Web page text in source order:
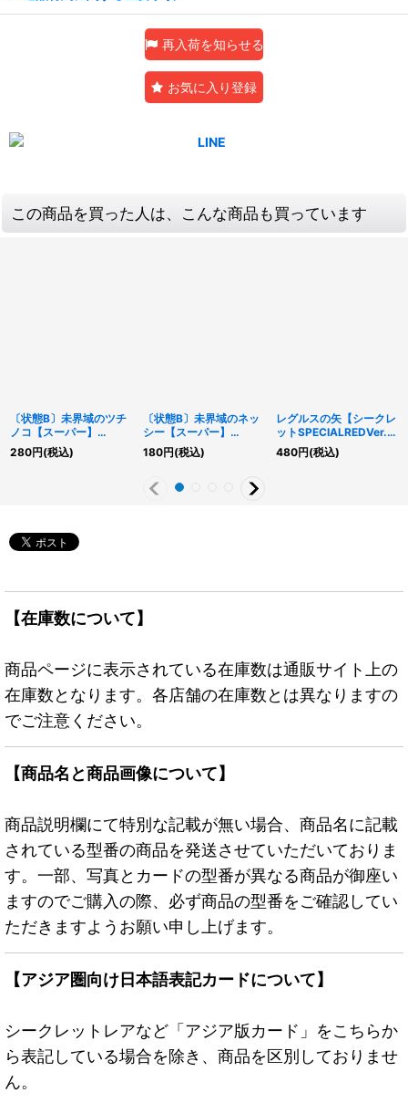
再入荷を知らせる
お気に入り登録
この商品を買った人は、こんな商品も買っています
〔状態B〕未界域のツチ
ノコ【スーパー】
{EP19-JP028}《モンス
ター》
280円(税込)
〔状態B〕未界域のネッ
シー【スーパー】
{EP19-JP022}《モンス
ター》
180円(税込)
レグルスの矢【シークレ
ットSPECIALREDVer.】
{26PP-JP020}《魔
法》
480円(税込)
【在庫数について】
商品ページに表示されている在庫数は通販サイト上の
在庫数となります。各店舗の在庫数とは異なりますの
でご注意ください。
【商品名と商品画像について】
商品説明欄にて特別な記載が無い場合、商品名に記載
されている型番の商品を発送させていただいておりま
す。一部、写真とカードの型番が異なる商品が御座い
ますのでご購入の際、必ず商品の型番をご確認してい
ただきますようお願い申し上げます。
【アジア圏向け日本語表記カードについて】
シークレットレアなど「アジア版カード」をこちらか
ら表記している場合を除き、商品を区別しておりませ
ん。